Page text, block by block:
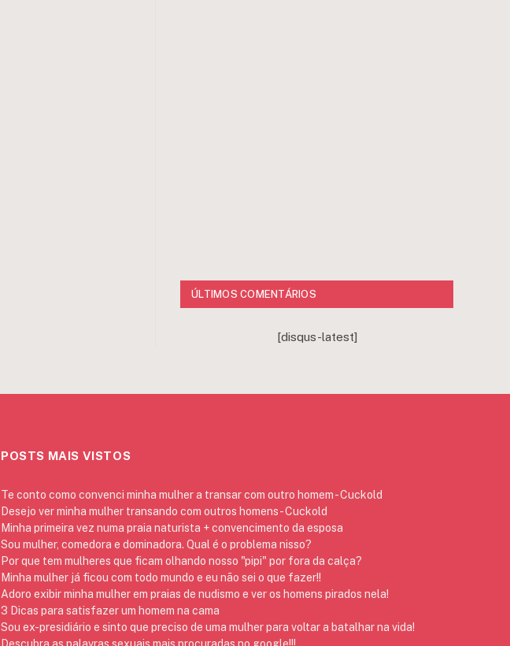
ÚLTIMOS COMENTÁRIOS
[disqus-latest]
POSTS MAIS VISTOS
Te conto como convenci minha mulher a transar com outro homem - Cuckold
Desejo ver minha mulher transando com outros homens - Cuckold
Minha primeira vez numa praia naturista + convencimento da esposa
Sou mulher, comedora e dominadora. Qual é o problema nisso?
Por que tem mulheres que ficam olhando nosso "pipi" por fora da calça?
Minha mulher já ficou com todo mundo e eu não sei o que fazer!!
Adoro exibir minha mulher em praias de nudismo e ver os homens pirados nela!
3 Dicas para satisfazer um homem na cama
Sou ex-presidiário e sinto que preciso de uma mulher para voltar a batalhar na vida!
Descubra as palavras sexuais mais procuradas no google!!!